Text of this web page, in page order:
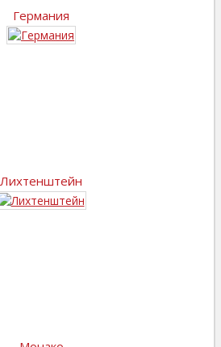
Германия
Лихтенштейн